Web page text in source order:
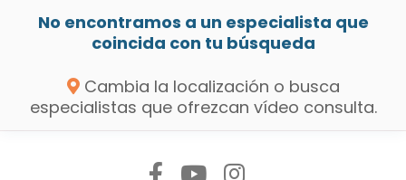
No encontramos a un especialista que
coincida con tu búsqueda
Cambia la localización o busca
especialistas que ofrezcan vídeo consulta.